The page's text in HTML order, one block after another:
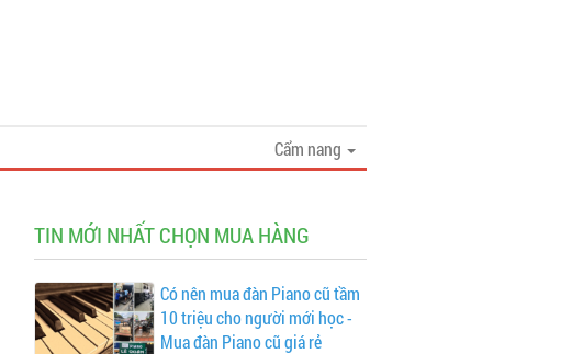
Cẩm nang
TIN MỚI NHẤT CHỌN MUA HÀNG
Có nên mua đàn Piano cũ tầm
10 triệu cho người mới học -
Mua đàn Piano cũ giá rẻ